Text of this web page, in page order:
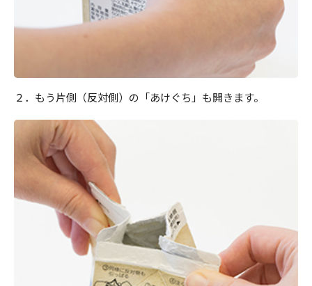
２．もう片側（反対側）の「あけぐち」も開きます。